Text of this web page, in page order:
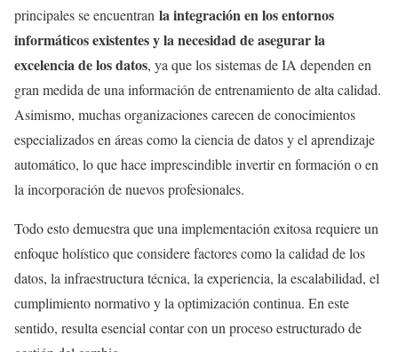
principales se encuentran la integración en los entornos
informáticos existentes y la necesidad de asegurar la
excelencia de los datos, ya que los sistemas de IA dependen en
gran medida de una información de entrenamiento de alta calidad.
Asimismo, muchas organizaciones carecen de conocimientos
especializados en áreas como la ciencia de datos y el aprendizaje
automático, lo que hace imprescindible invertir en formación o en
la incorporación de nuevos profesionales.
Todo esto demuestra que una implementación exitosa requiere un
enfoque holístico que considere factores como la calidad de los
datos, la infraestructura técnica, la experiencia, la escalabilidad, el
cumplimiento normativo y la optimización continua. En este
sentido, resulta esencial contar con un proceso estructurado de